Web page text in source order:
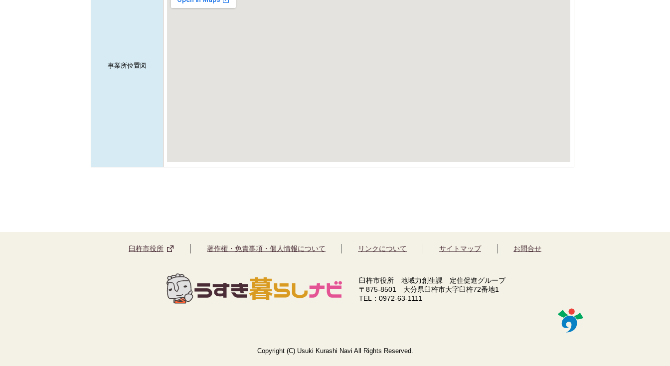
事業所位置図
臼杵市役所 著作権・免責事項・個人情報について リンクについて サイトマップ お問合せ
臼杵市役所 地域力創生課 定住促進グループ
〒875-8501 大分県臼杵市大字臼杵72番地1
TEL：0972-63-1111
Copyright (C) Usuki Kurashi Navi All Rights Reserved.